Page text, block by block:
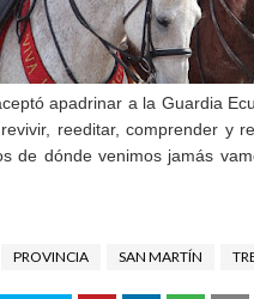
apadrinar a la Guardia
reeditar, comprender y
de dónde venimos jamás
PROVINCIA SAN MARTÍN